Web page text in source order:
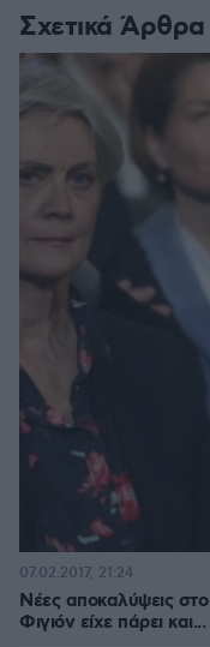
Σχετικά Άρθρα
Νέες αποκαλύψεις
Φιγιόν είχε πάρει
07.02.2017, 21:24